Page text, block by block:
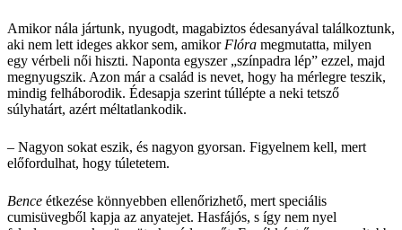
Amikor nála jártunk, nyugodt, magabiztos édesanyával találkoztunk,
aki nem lett ideges akkor sem, amikorFlóra megmutatta, milyen
egy vérbeli női hiszti. Naponta egyszer „színpadra lép” ezzel, majd
megnyugszik. Azon már a család is nevet, hogy ha mérlegre teszik,
mindig felháborodik. Édesapja szerint túllépte a neki tetsző
súlyhatárt, azért méltatlankodik.
– Nagyon sokat eszik, és nagyon gyorsan. Figyelnem kell, mert
előfordulhat, hogy túletetem.
Bence étkezése könnyebben ellenőrizhető, mert speciális
cumisüvegből kapja az anyatejet. Hasfájós, s így nem nyel